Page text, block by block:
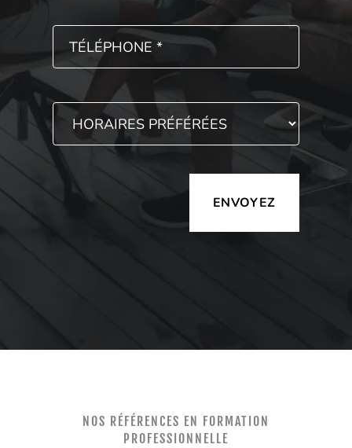
NOS RÉFÉRENCES EN FORMATION
PROFESSIONNELLE